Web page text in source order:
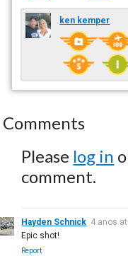
ken kemper
Comments
Please log in
comment.
Hayden Schnick 4 anos
Epic shot!
Report